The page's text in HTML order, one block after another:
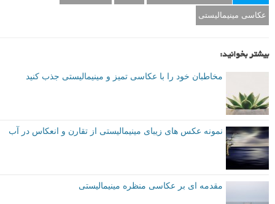
عکاسی مینیمالیستی
بیشتر بخوانید:
مخاطبان خود را با عکاسی تمیز و مینیمالیستی جذب کنید
نمونه عکس های زیبای مینیمالیستی از تقارن و انعکاس در آب
مقدمه ای بر عکاسی منظره مینیمالیستی